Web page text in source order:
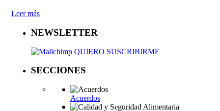
Leer más
NEWSLETTER
QUIERO SUSCRIBIRME
SECCIONES
Acuerdos